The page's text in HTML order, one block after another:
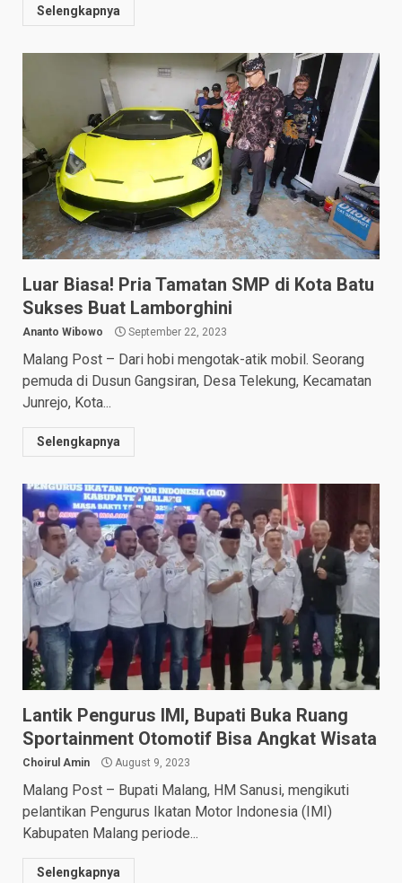
Selengkapnya
Luar Biasa! Pria Tamatan SMP di Kota Batu
Sukses Buat Lamborghini
Ananto Wibowo September 22, 2023
Malang Post – Dari hobi mengotak-atik mobil. Seorang
pemuda di Dusun Gangsiran, Desa Telekung, Kecamatan
Junrejo, Kota...
Selengkapnya
Lantik Pengurus IMI, Bupati Buka Ruang
Sportainment Otomotif Bisa Angkat Wisata
Choirul Amin August 9, 2023
Malang Post – Bupati Malang, HM Sanusi, mengikuti
pelantikan Pengurus Ikatan Motor Indonesia (IMI)
Kabupaten Malang periode...
Selengkapnya